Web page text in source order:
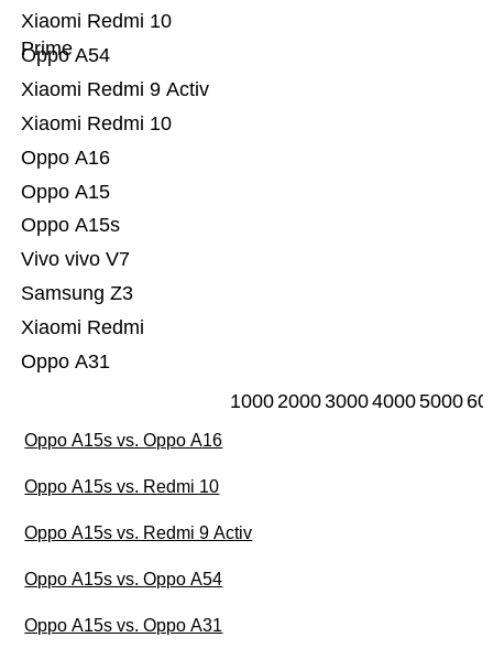
Oppo A31
Xiaomi Redmi
Samsung Z3
Vivo vivo V7
Oppo A15s
Oppo A15
Oppo A16
Xiaomi Redmi 10
Xiaomi Redmi 9 Activ
Oppo A54
Xiaomi Redmi 10
Prime
10002000300040005000
Oppo A15s vs. Oppo A16
Oppo A15s vs. Redmi 10
Oppo A15s vs. Redmi 9 Activ
Oppo A15s vs. Oppo A54
Oppo A15s vs. Oppo A31